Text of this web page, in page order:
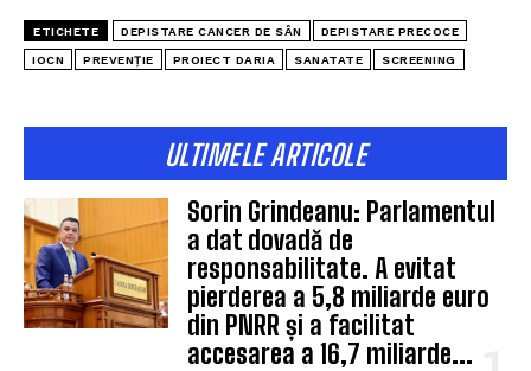
ETICHETE DEPISTARE CANCER DE SÂN DEPISTARE PRECOCE
IOCN PREVENȚIE PROIECT DARIA SANATATE SCREENING
ULTIMELE ARTICOLE
Sorin Grindeanu: Parlamentul
a dat dovadă de
responsabilitate. A evitat
pierderea a 5,8 miliarde euro
din PNRR și a facilitat
accesarea a 16,7 miliarde...